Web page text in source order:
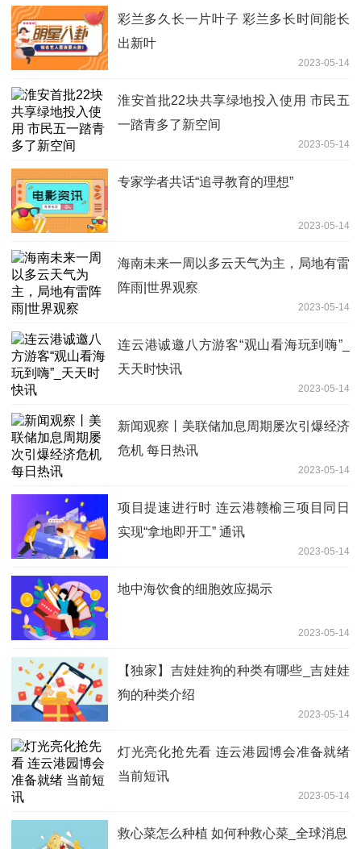
彩兰多久长一片叶子 彩兰多长时间能长
出新叶
2023-05-14
淮安首批22块共享绿地投入使用 市民五
一踏青多了新空间
2023-05-14
专家学者共话“追寻教育的理想”
2023-05-14
海南未来一周以多云天气为主，局地有雷
阵雨|世界观察
2023-05-14
连云港诚邀八方游客“观山看海玩到嗨”_
天天时快讯
2023-05-14
新闻观察丨美联储加息周期屡次引爆经济
危机 每日热讯
2023-05-14
项目提速进行时 连云港赣榆三项目同日
实现“拿地即开工” 通讯
2023-05-14
地中海饮食的细胞效应揭示
2023-05-14
【独家】吉娃娃狗的种类有哪些_吉娃娃
狗的种类介绍
2023-05-14
灯光亮化抢先看 连云港园博会准备就绪
当前短讯
2023-05-14
救心菜怎么种植 如何种救心菜_全球消息